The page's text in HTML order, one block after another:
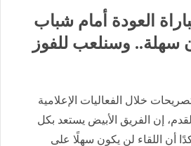
العودة أمام شباب
سهلة.. وسنلعب للفوز
خلال الفعاليات الإعلامية
إن الفريق الأبيض يستعد بكل
أن اللقاء لن يكون سهلًا على